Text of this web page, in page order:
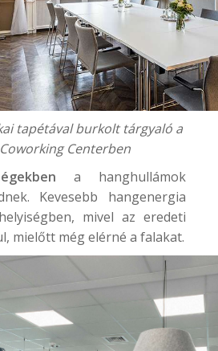
tapétával burkolt tárgyaló a
Centerben
a hanghullámok
Kevesebb hangenergia
mivel az eredeti
mielőtt még elérné a falakat.